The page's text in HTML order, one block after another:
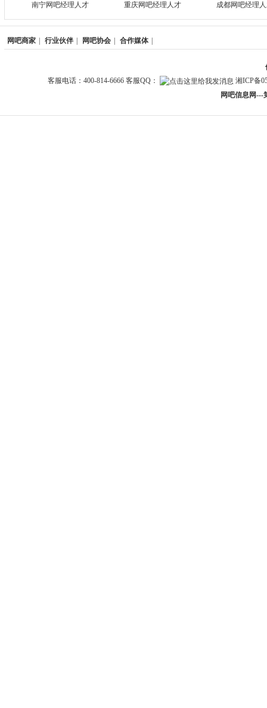
南宁网吧经理人才
重庆网吧经理人才 成都网吧经理
网吧商家 行业伙伴 网吧协会 合作媒体
客服电话：400-814-6666 客服QQ：
湘ICP备
网吧信息网---